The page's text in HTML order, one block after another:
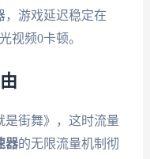
，游戏延迟稳定在
视频0卡顿。
是街舞》，这时流量
器的无限流量机制彻